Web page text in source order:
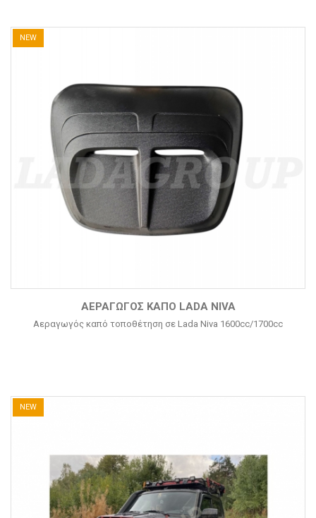
NEW
ΑΕΡΑΓΩΓΌΣ ΚΑΠΌ LADA NIVA
Αεραγωγός καπό τοποθέτηση σε Lada Niva 1600cc/1700cc
NEW